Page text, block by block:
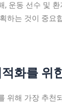
, 운동 선수 및
하는 것이 중요
화를 위
위해 가장 추천